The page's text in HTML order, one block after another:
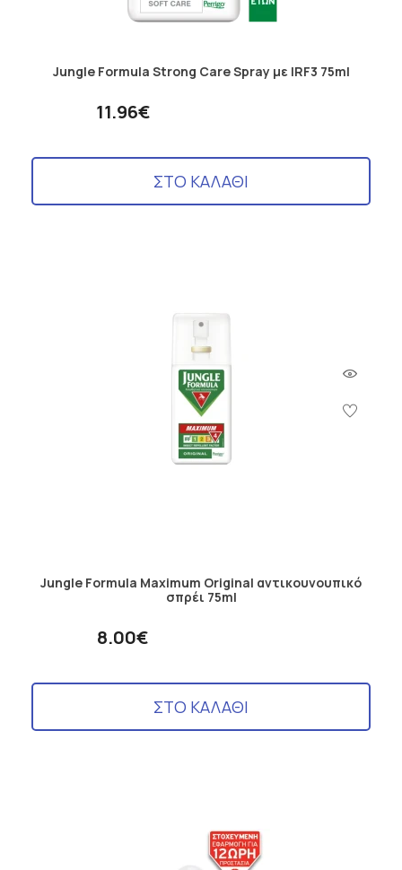
Jungle Formula Strong Care Spray με IRF3 75ml
11.96€
ΣΤΟ ΚΑΛΑΘΙ
Jungle Formula Maximum Original αντικουνουπικό
σπρέι 75ml
8.00€
ΣΤΟ ΚΑΛΑΘΙ